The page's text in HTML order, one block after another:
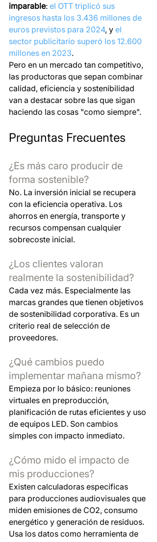
imparable: el OTT triplicó sus
ingresos hasta los 3.436 millones de
euros previstos para 2024, y el
sector publicitario superó los 12.600
millones en 2023.
Pero en un mercado tan competitivo,
las productoras que sepan combinar
calidad, eficiencia y sostenibilidad
van a destacar sobre las que sigan
haciendo las cosas "como siempre".
Preguntas Frecuentes
¿Es más caro producir de
forma sostenible?
No. La inversión inicial se recupera
con la eficiencia operativa. Los
ahorros en energía, transporte y
recursos compensan cualquier
sobrecoste inicial.
¿Los clientes valoran
realmente la sostenibilidad?
Cada vez más. Especialmente las
marcas grandes que tienen objetivos
de sostenibilidad corporativa. Es un
criterio real de selección de
proveedores.
¿Qué cambios puedo
implementar mañana mismo?
Empieza por lo básico: reuniones
virtuales en preproducción,
planificación de rutas eficientes y uso
de equipos LED. Son cambios
simples con impacto inmediato.
¿Cómo mido el impacto de
mis producciones?
Existen calculadoras específicas
para producciones audiovisuales que
miden emisiones de CO2, consumo
energético y generación de residuos.
Usa los datos como herramienta de